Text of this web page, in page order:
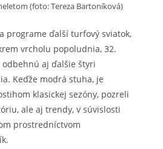
(foto: Tereza Bartoníková)
programe ďalší turfový sviatok,
vrcholu popoludnia, 32.
odbehnú aj ďalšie štyri
Keďže modrá stuha, je
klasickej sezóny, pozreli
ale aj trendy, v súvislosti
prostredníctvom